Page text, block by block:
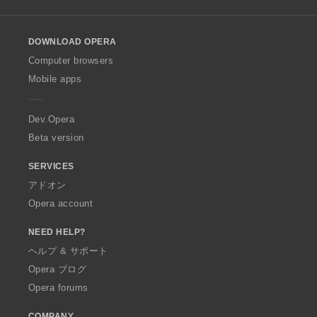
w
O
p
a
DOWNLOAD OPERA
Computer browsers
Mobile apps
Dev.Opera
Beta version
SERVICES
アドオン
Opera account
NEED HELP?
ヘルプ & サポート
Opera ブログ
Opera forums